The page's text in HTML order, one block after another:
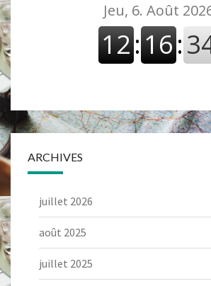
ARCHIVES
juillet 2026
août 2025
juillet 2025